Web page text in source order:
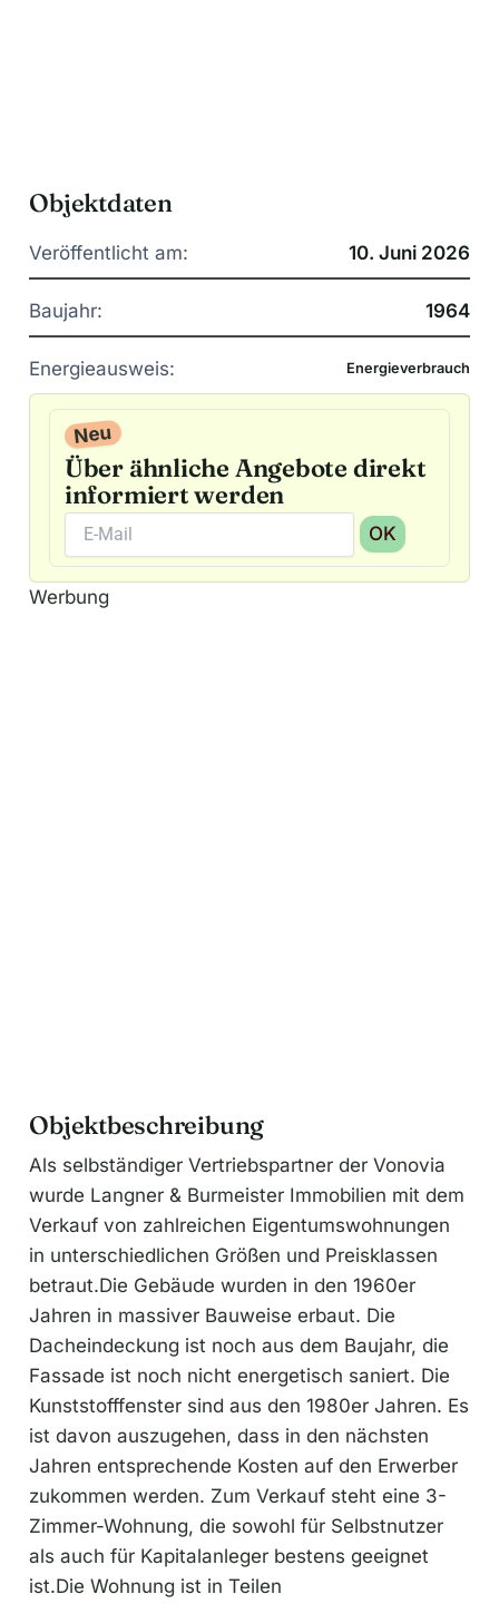
Objektdaten
Veröffentlicht am: 10. Juni 2026
Baujahr: 1964
Energieausweis: Energieverbrauch
Neu
Über ähnliche Angebote direkt
informiert werden
OK
A
l
Werbung
Objektbeschreibung
Als selbständiger Vertriebspartner der Vonovia
wurde Langner & Burmeister Immobilien mit dem
Verkauf von zahlreichen Eigentumswohnungen
in unterschiedlichen Größen und Preisklassen
betraut.Die Gebäude wurden in den 1960er
Jahren in massiver Bauweise erbaut. Die
Dacheindeckung ist noch aus dem Baujahr, die
Fassade ist noch nicht energetisch saniert. Die
Kunststofffenster sind aus den 1980er Jahren. Es
ist davon auszugehen, dass in den nächsten
Jahren entsprechende Kosten auf den Erwerber
zukommen werden. Zum Verkauf steht eine 3-
Zimmer-Wohnung, die sowohl für Selbstnutzer
als auch für Kapitalanleger bestens geeignet
ist.Die Wohnung ist in Teilen